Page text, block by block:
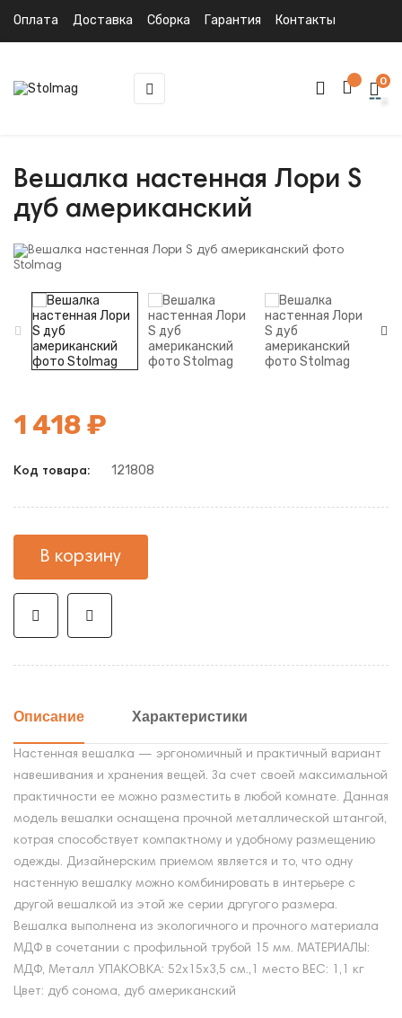
Оплата Доставка Сборка Гарантия Контакты
Toggle
navigation
☰ 0
Вешалка настенная Лори S
дуб американский
1 418 ₽
Код товара: 121808
В корзину
Описание Характеристики
Настенная вешалка — эргономичный и практичный вариант
навешивания и хранения вещей. За счет своей максимальной
практичности ее можно разместить в любой комнате. Данная
модель вешалки оснащена прочной металлической штангой,
котрая способствует компактному и удобному размещению
одежды. Дизайнерским приемом является и то, что одну
настенную вешалку можно комбинировать в интерьере с
другой вешалкой из этой же серии дргугого размера.
Вешалка выполнена из экологичного и прочного материала
МДФ в сочетании с профильной трубой 15 мм. МАТЕРИАЛЫ:
МДФ, Металл УПАКОВКА: 52х15х3,5 см.,1 место ВЕС: 1,1 кг
Цвет: дуб сонома, дуб американский